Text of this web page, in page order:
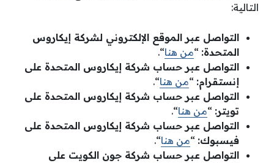
التالية:
التواصل عبر الموقع الإلكتروني لشركة إيكاروس
المتحدة: “من هنا“.
التواصل عبر حساب شركة إيكاروس المتحدة على
إنستقرام: “من هنا“.
التواصل عبر حساب شركة إيكاروس المتحدة على
تويتر: “من هنا“.
التواصل عبر حساب شركة إيكاروس المتحدة على
فيسبوك: “من هنا“.
التواصل عبر حساب شركة جون الكويت على